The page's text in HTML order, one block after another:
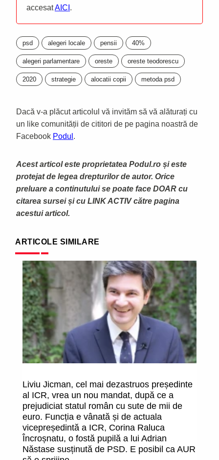
accesatAICI .
psd alegeri locale pensii 40%
alegeri parlamentare oreste oreste teodorescu
2020 strategie alocatii copii metoda psd
Dacă v-a plăcut articolul vă invităm să vă alăturați cu
un like comunității de cititori de pe pagina noastră de
Facebook Podul .
Acest articol este proprietatea Podul.ro și este
protejat de legea drepturilor de autor. Orice
preluare a continutului se poate face DOAR cu
citarea sursei și cu LINK ACTIV către pagina
acestui articol.
ARTICOLE SIMILARE
Liviu Jicman, cel mai dezastruos președinte
al ICR, vrea un nou mandat, după ce a
prejudiciat statul român cu sute de mii de
euro. Funcția e vânată și de actuala
vicepreședintă a ICR, Corina Raluca
Încroșnatu, o fostă pupilă a lui Adrian
Năstase susținută de PSD. E posibil ca AUR